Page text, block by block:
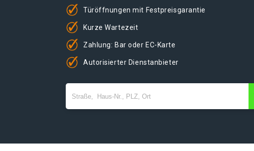
Türöffnungen mit Festpreisgarantie
Kurze Wartezeit
Zahlung: Bar oder EC-Karte
Autorisierter Dienstanbieter